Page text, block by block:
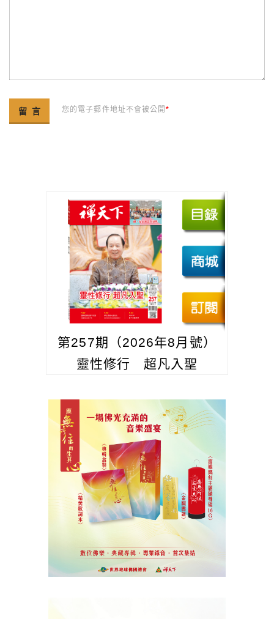
您的電子郵件地址不會被公開*
第257期（2026年8月號）
靈性修行 超凡入聖